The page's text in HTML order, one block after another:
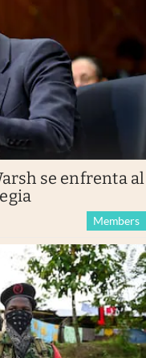
se enfrenta al
Members